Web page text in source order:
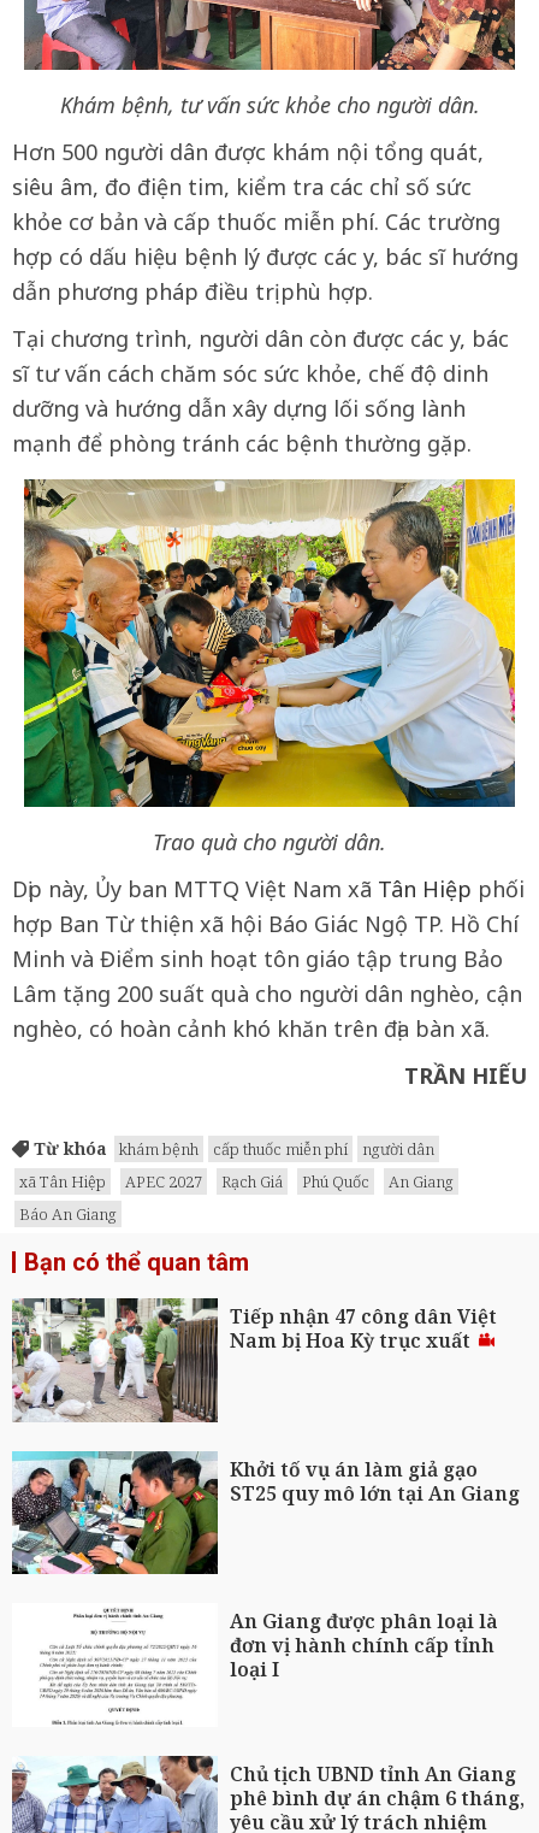
Khám bệnh, tư vấn sức khỏe cho người dân.
Hơn 500 người dân được khám nội tổng quát,
siêu âm, đo điện tim, kiểm tra các chỉ số sức
khỏe cơ bản và cấp thuốc miễn phí. Các trường
hợp có dấu hiệu bệnh lý được các y, bác sĩ hướng
dẫn phương pháp điều trị phù hợp.
Tại chương trình, người dân còn được các y, bác
sĩ tư vấn cách chăm sóc sức khỏe, chế độ dinh
dưỡng và hướng dẫn xây dựng lối sống lành
mạnh để phòng tránh các bệnh thường gặp.
Trao quà cho người dân.
Dịp này, Ủy ban MTTQ Việt Nam xã Tân Hiệp phối
hợp Ban Từ thiện xã hội Báo Giác Ngộ TP. Hồ Chí
Minh và Điểm sinh hoạt tôn giáo tập trung Bảo
Lâm tặng 200 suất quà cho người dân nghèo, cận
nghèo, có hoàn cảnh khó khăn trên địa bàn xã.
TRẦN HIẾU
Từ khóa khám bệnh cấp thuốc miễn phí
người dân
xã Tân Hiệp
APEC 2027 Rạch Giá Phú Quốc
An Giang
Báo An Giang
Bạn có thể quan tâm
Tiếp nhận 47 công dân Việt
Nam bị Hoa Kỳ trục xuất
Khởi tố vụ án làm giả gạo
ST25 quy mô lớn tại An Giang
An Giang được phân loại là
đơn vị hành chính cấp tỉnh
loại I
Chủ tịch UBND tỉnh An Giang
phê bình dự án chậm 6 tháng,
yêu cầu xử lý trách nhiệm